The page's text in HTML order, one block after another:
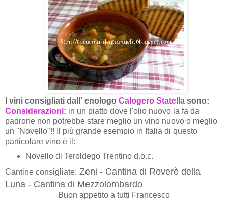
I vini consigliati dall' enologo Calogero Statella sono:
Considerazioni: in un piatto dove l'olio nuovo la fa da
padrone non potrebbe stare meglio un vino nuovo o meglio
un "Novello"!! Il più grande esempio in Italia di questo
particolare vino è il:
Novello di Teroldego Trentino d.o.c.
Cantine consigliate: Zeni - Cantina di Roverè della
Luna - Cantina di Mezzolombardo
Buon appetito a tutti Francesco